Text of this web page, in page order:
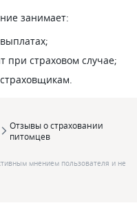
занимает:
при страховом случае;
Отзывы о страховании
питомцев
мнением пользователя и не